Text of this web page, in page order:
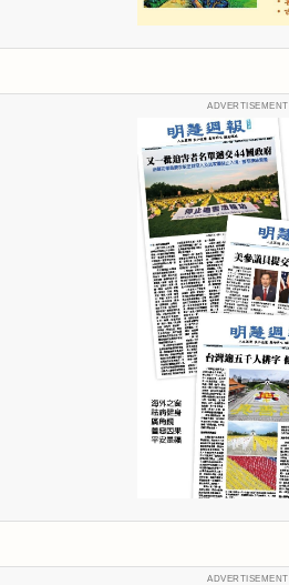
ADVERTISEMENT
ADVERTISEMENT